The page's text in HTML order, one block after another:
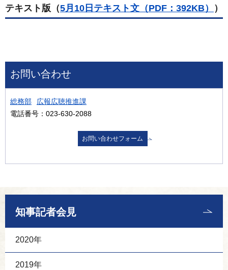
テキスト版（5月10日テキスト文（PDF：392KB） ）
お問い合わせ
総務部
広報広聴推進課
電話番号：023-630-2088
知事記者会見
2020年
2019年